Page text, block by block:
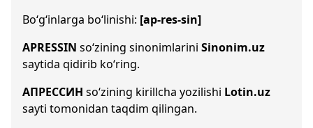
Bo‘g‘inlarga bo‘linishi: [ap-res-sin]
APRESSIN so‘zining sinonimlarini Sinonim.uz
saytida qidirib ko‘ring.
АПРЕССИН so‘zining kirillcha yozilishi Lotin.uz
sayti tomonidan taqdim qilingan.